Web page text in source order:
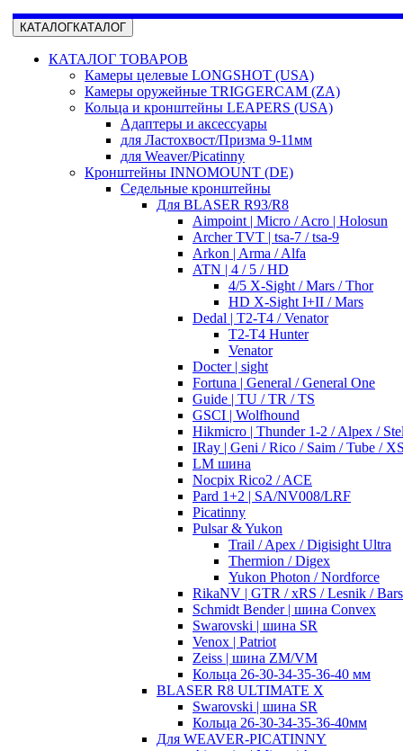
КАТАЛОГКАТАЛОГ
КАТАЛОГ ТОВАРОВ
Камеры целевые LONGSHOT (USA)
Камеры оружейные TRIGGERCAM (ZA)
Кольца и кронштейны LEAPERS (USA)
Адаптеры и аксессуары
для Ластохвост/Призма 9-11мм
для Weaver/Picatinny
Кронштейны INNOMOUNT (DE)
Седельные кронштейны
Для BLASER R93/R8
Aimpoint | Micro / Acro | Holosun
Archer TVT | tsa-7 / tsa-9
Arkon | Arma / Alfa
ATN | 4 / 5 / HD
4/5 X-Sight / Mars / Thor
HD X-Sight I+II / Mars
Dedal | T2-T4 / Venator
T2-T4 Hunter
Venator
Docter | sight
Fortuna | General / General One
Guide | TU / TR / TS
GSCI | Wolfhound
Hikmicro | Thunder 1-2 / Alpex /
IRay | Geni / Rico / Saim / Tube /
LM шина
Nocpix Rico2 / ACE
Pard 1+2 | SA/NV008/LRF
Picatinny
Pulsar & Yukon
Trail / Apex / Digisight Ultra
Thermion / Digex
Yukon Photon / Nordforce
RikaNV | GTR / xRS / Lesnik /
Schmidt Bender | шина Convex
Swarovski | шина SR
Venox | Patriot
Zeiss | шина ZM/VM
Кольца 26-30-34-35-36-40 мм
BLASER R8 ULTIMATE X
Swarovski | шина SR
Кольца 26-30-34-35-36-40мм
Для WEAVER-PICATINNY